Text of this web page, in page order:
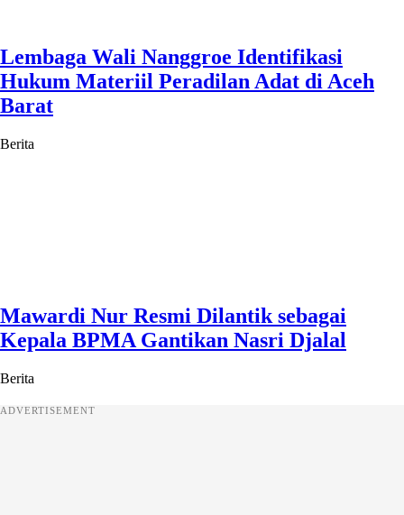
Lembaga Wali Nanggroe Identifikasi
Hukum Materiil Peradilan Adat di Aceh
Barat
Berita
Mawardi Nur Resmi Dilantik sebagai
Kepala BPMA Gantikan Nasri Djalal
Berita
ADVERTISEMENT